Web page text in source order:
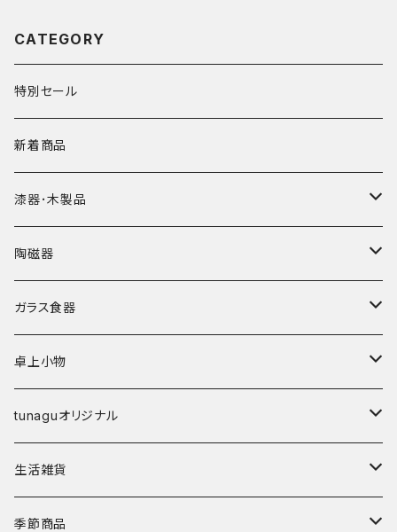
CATEGORY
特別セール
新着商品
漆器･木製品
皿
椀
弁当箱
その他
鉢
陶磁器
皿･プレート
鉢･ボウル
碗
丼
湯呑･カップ
ガラス食器
カップ
鉢
卓上小物
箸
箸置き
tunaguオリジナル
マングローブ
霞仙（KASEN）
生活雑貨
陶玉
季節商品